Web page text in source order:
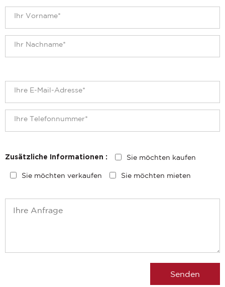
Zusätzliche Informationen : Sie möchten kaufen
Sie möchten verkaufen Sie möchten mieten